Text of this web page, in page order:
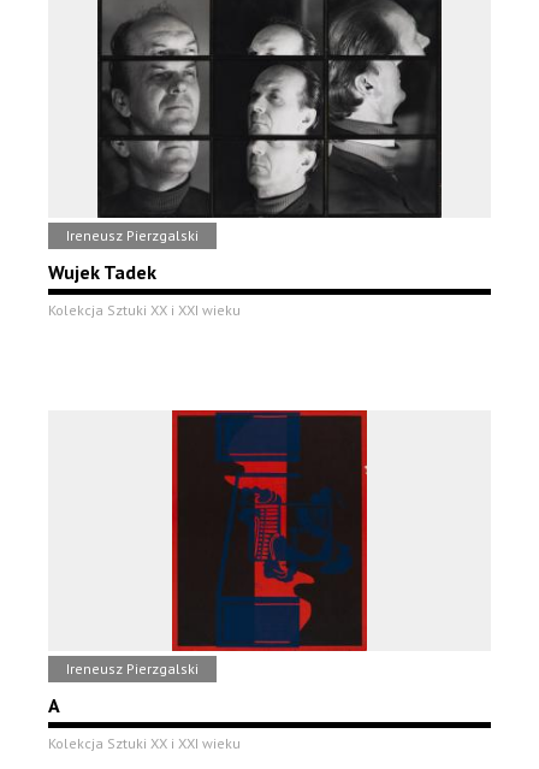
Ireneusz Pierzgalski
Wujek Tadek
Kolekcja Sztuki XX i XXI wieku
Ireneusz Pierzgalski
A
Kolekcja Sztuki XX i XXI wieku